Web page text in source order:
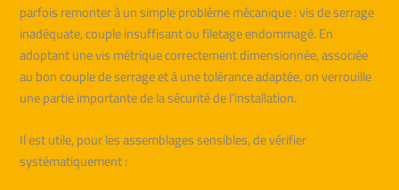
parfois remonter à un simple problème mécanique : vis de serrage
inadéquate, couple insuffisant ou filetage endommagé. En
adoptant une vis métrique correctement dimensionnée, associée
au bon couple de serrage et à une tolérance adaptée, on verrouille
une partie importante de la sécurité de l’installation.
Il est utile, pour les assemblages sensibles, de vérifier
systématiquement :